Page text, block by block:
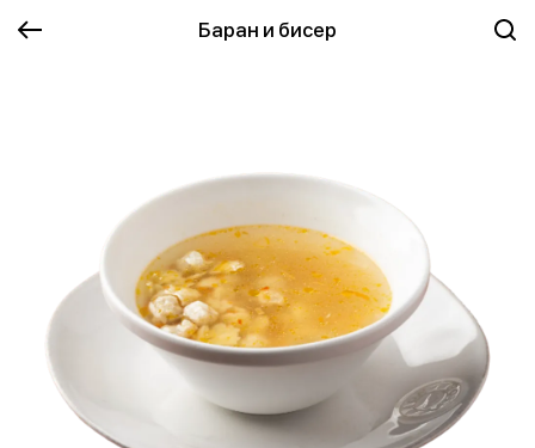
Баран и бисер